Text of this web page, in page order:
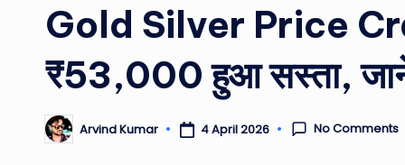
Gold Silver Price
₹53,000 हुआ सस्ता,
Posted
by
Arvind Kumar 4 April 2026 No Comments